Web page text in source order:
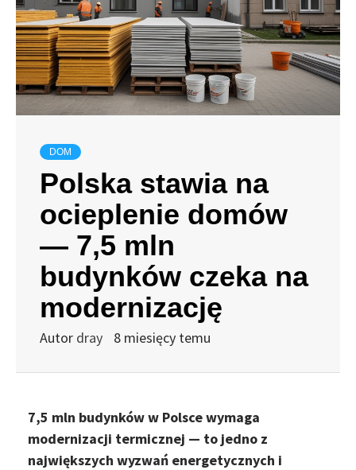
DOM
Polska stawia na
ocieplenie domów
— 7,5 mln
budynków czeka na
modernizację
Autor dray 8 miesięcy temu
7,5 mln budynków w Polsce wymaga
modernizacji termicznej — to jedno z
największych wyzwań energetycznych i